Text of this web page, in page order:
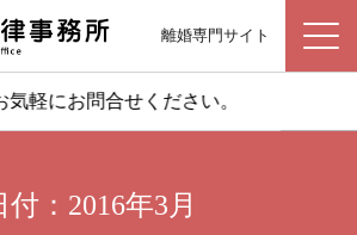
離婚専門サイト
軽にお問合せください。
付：2016年3月